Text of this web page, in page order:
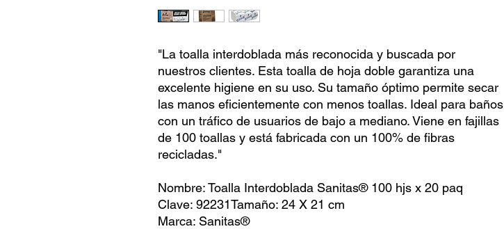
"La toalla interdoblada más reconocida y buscada por
nuestros clientes. Esta toalla de hoja doble garantiza una
excelente higiene en su uso. Su tamaño óptimo permite secar
las manos eficientemente con menos toallas. Ideal para baños
con un tráfico de usuarios de bajo a mediano. Viene en fajillas
de 100 toallas y está fabricada con un 100% de fibras
recicladas."
Nombre: Toalla Interdoblada Sanitas® 100 hjs x 20 paq
Clave: 92231Tamaño: 24 X 21 cm
Marca: Sanitas®